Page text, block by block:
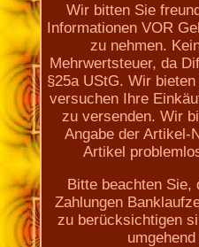
Wir bitten Sie
Informationen VOR
zu nehmen.
Mehrwertsteuer, da
§25a UStG. Wir
versuchen Ihre
zu versenden. Wir
Angabe der Artikel-
Artikel
Bitte beachten Sie,
Zahlungen
zu berücksichtigen